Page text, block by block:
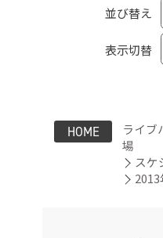
並び替え
表示切替
HOME
ライ
場
スケ